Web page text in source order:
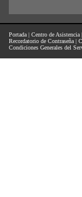
Portada | Centro de Asistencia |
Recordatorio de Contraseña |
Condiciones Generales del